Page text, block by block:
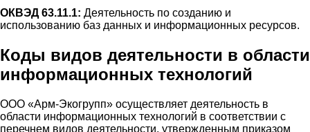
ОКВЭД 63.11.1: Деятельность по созданию и
использованию баз данных и информационных ресурсов.
Коды видов деятельности в области
информационных технологий
ООО «Арм-Экогрупп» осуществляет деятельность в
области информационных технологий в соответствии с
перечнем видов деятельности, утвержденным приказом